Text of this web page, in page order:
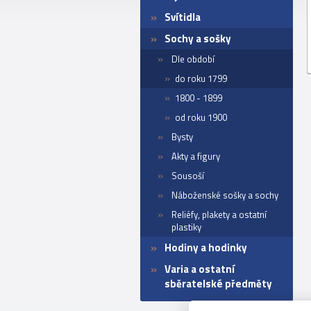
Svítidla
Sochy a sošky
Dle období
do roku 1799
1800 - 1899
od roku 1900
Bysty
Akty a figury
Sousoší
Náboženské sošky a sochy
Reliéfy, plakety a ostatní
plastiky
Hodiny a hodinky
Varia a ostatní
sběratelské předměty